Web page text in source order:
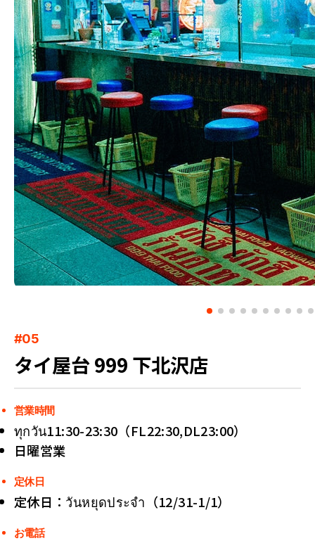
#05
タイ屋台 999 下北沢店
営業時間
ทุกวัน11:30-23:30（FL22:30,DL23:00）
日曜営業
定休日
定休日：วันหยุดประจำ（12/31-1/1）
お電話